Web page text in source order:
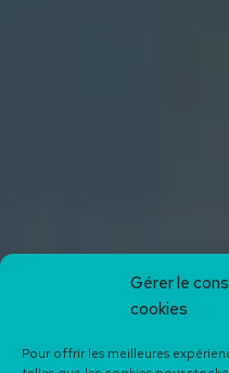
Gérer le
cookies
Pour offrir les meilleures